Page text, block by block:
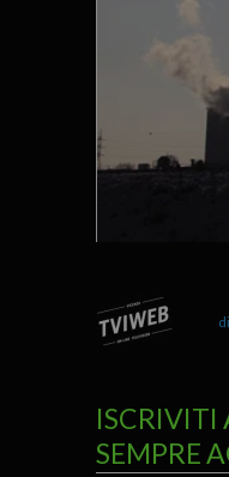
ISCRIVITI
SEMPRE